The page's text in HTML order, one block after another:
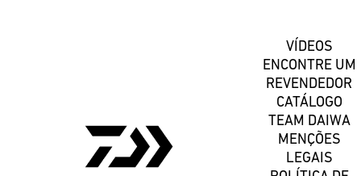
VÍDEOS
ENCONTRE UM
REVENDEDOR
CATÁLOGO
TEAM DAIWA
MENÇÕES
LEGAIS